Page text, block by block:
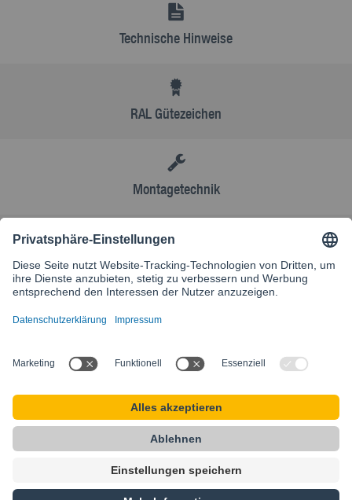
Technische Hinweise
RAL Gütezeichen
Montagetechnik
AGB
Kontakt
Besuchen Sie unsere internationale Website
SIKLA INTERNATIONAL
Sitemap Datenschutz
Privacy Settings